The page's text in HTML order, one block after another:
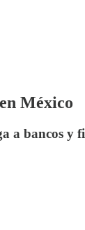
México
a bancos